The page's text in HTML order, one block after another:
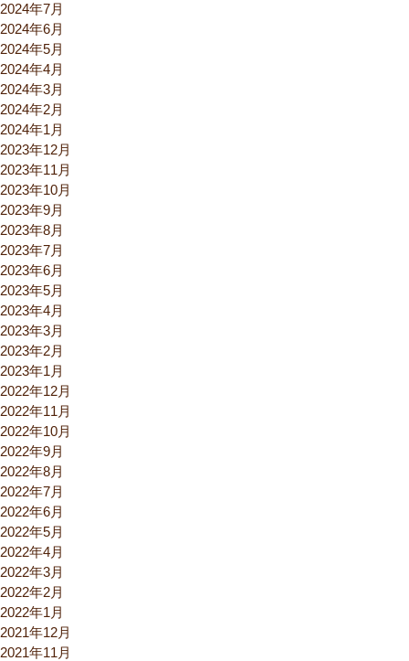
2024年7月
2024年6月
2024年5月
2024年4月
2024年3月
2024年2月
2024年1月
2023年12月
2023年11月
2023年10月
2023年9月
2023年8月
2023年7月
2023年6月
2023年5月
2023年4月
2023年3月
2023年2月
2023年1月
2022年12月
2022年11月
2022年10月
2022年9月
2022年8月
2022年7月
2022年6月
2022年5月
2022年4月
2022年3月
2022年2月
2022年1月
2021年12月
2021年11月